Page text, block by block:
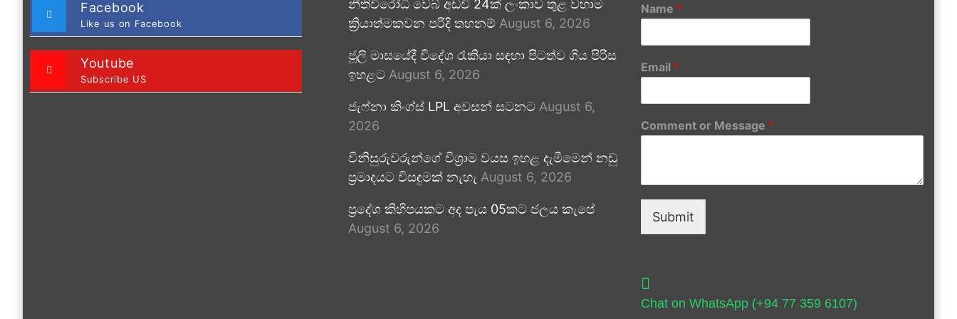
Facebook
Like us on Facebook
Youtube
Subscribe US
නීතිවිරෝධී වෙබ් අඩවි 24ක් ලංකාව තුළ වහාම
ක්‍රියාත්මකවන පරිදි තහනම් August 6, 2026
ජූලි මාසයේදී විදේශ රැකියා සඳහා පිටත්ව ගිය පිරිස
ඉහළට August 6, 2026
ජැෆ්නා කිංග්ස් LPL අවසන් සටනට August 6,
2026
විනිසුරුවරුන්ගේ විශ්‍රාම වයස ඉහළ දැමීමෙන් නඩු
ප්‍රමාදයට විසඳුමක් නැහැ August 6, 2026
ප්‍රදේශ කිහිපයකට අද පැය 05කට ජලය කැපේ
August 6, 2026
Name *
Email *
Comment or Message *
Submit
Chat on WhatsApp (+94 77 359 6107)